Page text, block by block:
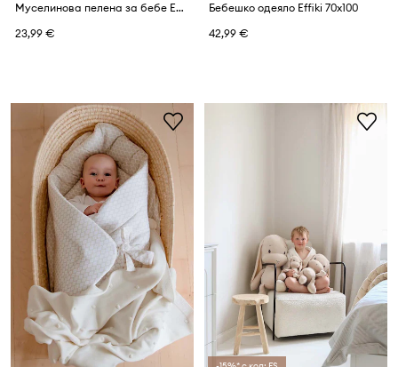
Муселинова пелена за бебе Effiki 95x95 cm
23,99 €
Бебешко одеяло Effiki 70x100
42,99 €